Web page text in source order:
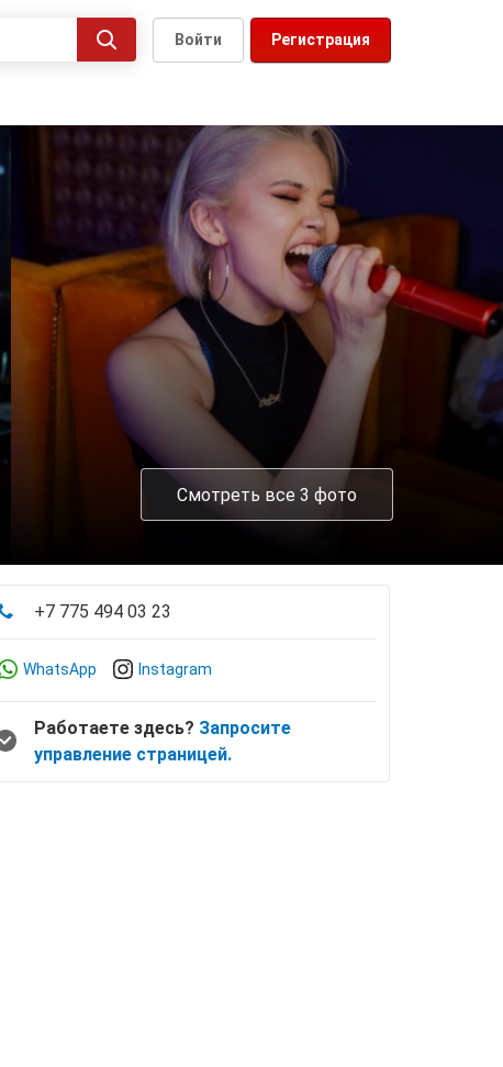
Регистрация
Войти
Смотреть все 3 фото
+7 775 494 03 23
WhatsApp Instagram
Работаете здесь? Запросите
управление страницей.